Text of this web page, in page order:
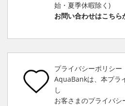
始・夏季休暇除く)
お問い合わせはこちら
プライバシーポリシー
AquaBankは、本プラ
し
お客さまのプライバシ